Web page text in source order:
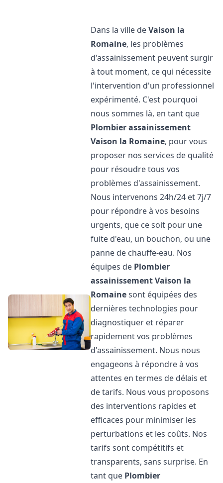
Dans la ville deVaison la
Romaine, les problèmes
d'assainissement peuvent surgir
à tout moment, ce qui nécessite
l'intervention d'un professionnel
expérimenté. C'est pourquoi
nous sommes là, en tant que
Plombier assainissement
Vaison la Romaine, pour vous
proposer nos services de qualité
pour résoudre tous vos
problèmes d'assainissement.
Nous intervenons 24h/24 et 7j/7
pour répondre à vos besoins
urgents, que ce soit pour une
fuite d'eau, un bouchon, ou une
panne de chauffe-eau. Nos
équipes de Plombier
assainissementVaison la
Romainesont équipées des
dernières technologies pour
diagnostiquer et réparer
rapidement vos problèmes
d'assainissement. Nous nous
engageons à répondre à vos
attentes en termes de délais et
de tarifs. Nous vous proposons
des interventions rapides et
efficaces pour minimiser les
perturbations et les coûts. Nos
tarifs sont compétitifs et
transparents, sans surprise. En
tant que Plombier